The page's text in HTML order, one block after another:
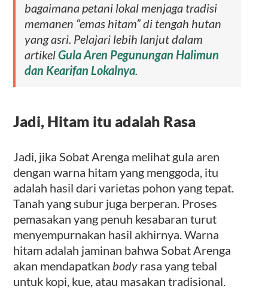
bagaimana petani lokal menjaga tradisi
memanen “emas hitam” di tengah hutan
yang asri. Pelajari lebih lanjut dalam
artikelGula Aren Pegunungan Halimun
dan Kearifan Lokalnya.
Jadi, Hitam itu adalah Rasa
Jadi, jika Sobat Arenga melihat gula aren
dengan warna hitam yang menggoda, itu
adalah hasil dari varietas pohon yang tepat.
Tanah yang subur juga berperan. Proses
pemasakan yang penuh kesabaran turut
menyempurnakan hasil akhirnya. Warna
hitam adalah jaminan bahwa Sobat Arenga
akan mendapatkan body rasa yang tebal
untuk kopi, kue, atau masakan tradisional.